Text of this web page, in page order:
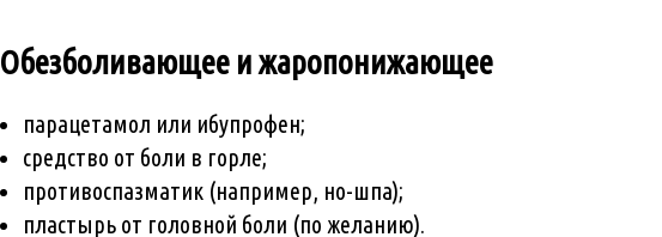
Обезболивающее и жаропонижающее
парацетамол или ибупрофен;
средство от боли в горле;
противоспазматик (например, но-шпа);
пластырь от головной боли (по желанию).